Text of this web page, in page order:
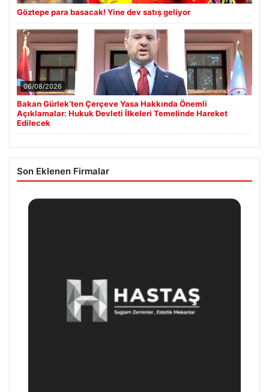
Göztepe para basacak! Yine dev satış geliyor
06/08/2026
Bakan Gürlek’ten Çerçeve Yasa Hakkında Önemli
Açıklamalar: Hukuk Devleti İlkeleri Temelinde Hareket
Edilecek
Son Eklenen Firmalar